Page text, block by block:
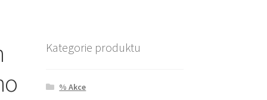
Kategorie produktu
% Akce